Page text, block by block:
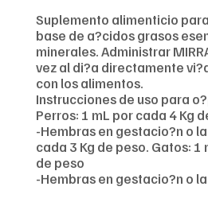
Suplemento alimenticio
base de a?cidos grasos
minerales. Administrar
vez al di?a directamente
con los alimentos.
Instrucciones de uso para
Perros: 1 mL por cada 4 Kg
-Hembras en gestacio?n o
cada 3 Kg de peso. Gatos: 1
de peso
-Hembras en gestacio?n o